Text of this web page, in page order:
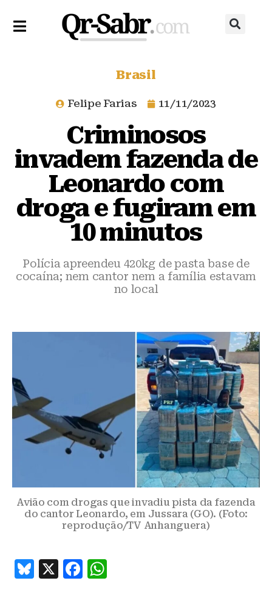
Brasil
Felipe Farias 11/11/2023
Criminosos
invadem fazenda de
Leonardo com
droga e fugiram em
10 minutos
Polícia apreendeu 420kg de pasta base de
cocaína; nem cantor nem a família estavam
no local
Avião com drogas que invadiu pista da fazenda
do cantor Leonardo, em Jussara (GO). (Foto:
reprodução/TV Anhanguera)
B
X
F